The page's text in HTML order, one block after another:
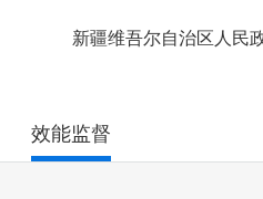
新疆维吾尔自治区人民
效能监督